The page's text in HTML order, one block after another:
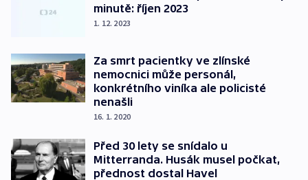
minutě: říjen 2023
1. 12. 2023
Za smrt pacientky ve zlínské
nemocnici může personál,
konkrétního viníka ale policisté
nenašli
16. 1. 2020
Před 30 lety se snídalo u
Mitterranda. Husák musel počkat,
přednost dostal Havel